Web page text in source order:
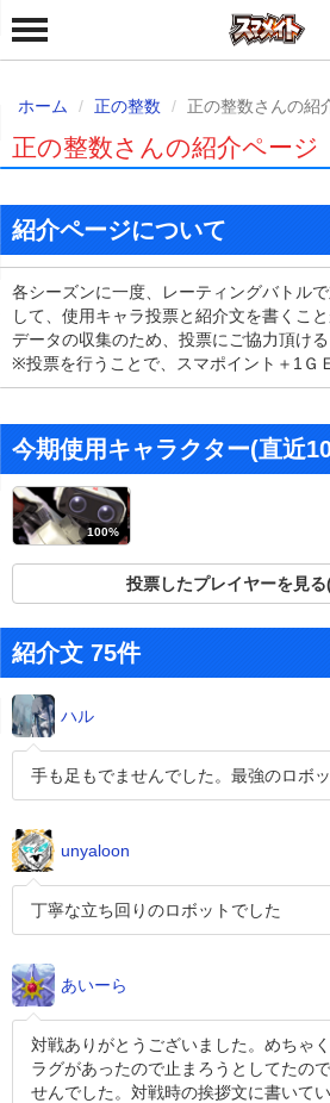
ホーム 正の整数 正の整数さんの紹
正の整数さんの紹介ページ
紹介ページについて
各シーズンに一度、レーティングバトル
して、使用キャラ投票と紹介文を書くこと
データの収集のため、投票にご協力頂ける
※投票を行うことで、スマポイント＋1Ｇ
今期使用キャラクター(直近
100%
投票したプレイヤーを見
紹介文 75件
ハル
手も足もでませんでした。最強のロボ
unyaloon
丁寧な立ち回りのロボットでした
あいーら
対戦ありがとうございました。めちゃ
ラグがあったので止まろうとしてたの
せんでした。対戦時の挨拶文に書いて